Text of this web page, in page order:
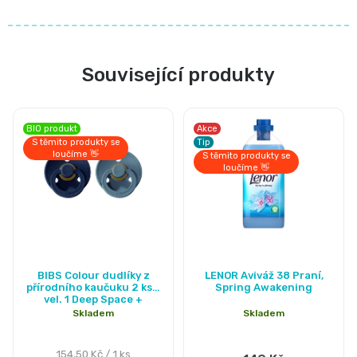
BébéCash
Magics
Moltex
Související produkty
BIO produkt
S těmito produkty se
loučíme 👋
BIBS Colour dudlíky z
přírodního kaučuku 2 ks -
vel. 1 Deep Space +
Petrol
hodnocení
produktu
5,0
Skladem
Měrná
154,50 Kč / 1 ks
Akce
Tip
S těmito produkty se
loučíme 👋
LENOR Aviváž 38 Praní,
Spring Awakening
Skladem